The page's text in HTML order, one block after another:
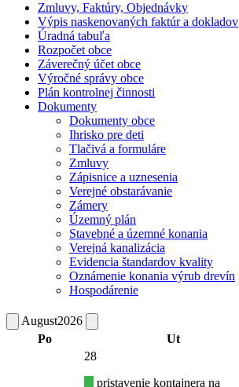
Zmluvy, Faktúry, Objednávky
Výpis naskenovaných faktúr a dokladov
Úradná tabuľa
Rozpočet obce
Záverečný účet obce
Výročné správy obce
Plán kontrolnej činnosti
Dokumenty
Dokumenty obce
Ihrisko pre deti
Tlačivá a formuláre
Zmluvy
Zápisnice a uznesenia
Verejné obstarávanie
Zámery
Územný plán
Stavebné a územné konania
Verejná kanalizácia
Evidencia štandardov kvality
Oznámenie konania výrub drevín
Hospodárenie
August2026
Po
Ut
28
pristavenie kontajnera na